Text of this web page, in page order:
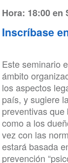
Hora: 18:00 en
Inscríbase
Este seminario
ámbito
los aspectos
país, y sugiere
preventivas
como a los
vez con las
estará basada
prevención